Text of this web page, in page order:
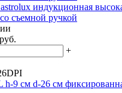
индукционная
съемной ручкой
+